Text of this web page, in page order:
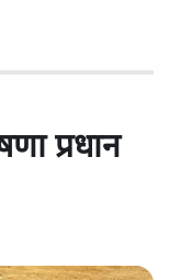
प्रधान